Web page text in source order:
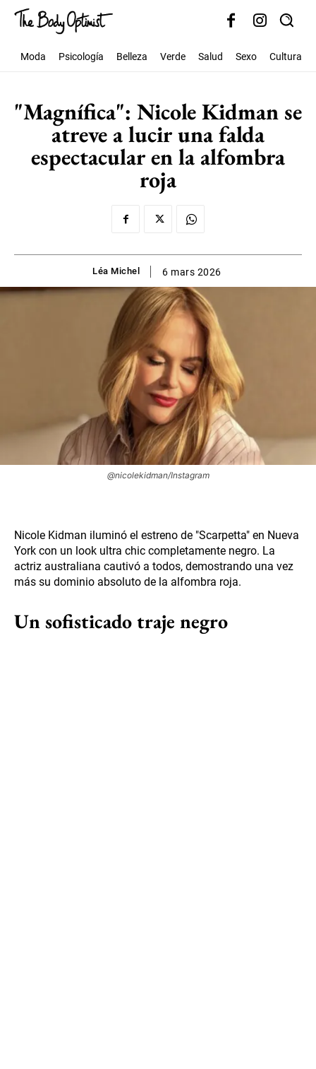
Moda Psicología Belleza Verde Salud Sexo Cultura
"Magnífica": Nicole Kidman se
atreve a lucir una falda
espectacular en la alfombra
roja
Léa Michel 6 mars 2026
@nicolekidman/Instagram
Nicole Kidman iluminó el estreno de "Scarpetta" en Nueva
York con un look ultra chic completamente negro. La
actriz australiana cautivó a todos, demostrando una vez
más su dominio absoluto de la alfombra roja.
Un sofisticado traje negro